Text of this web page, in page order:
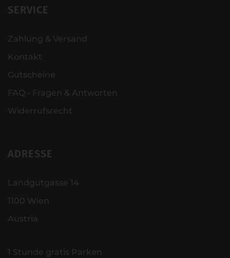
SERVICE
Zahlung & Versand
Kontakt
Gutscheine
FAQ - Fragen & Antworten
Widerrufsrecht
ADRESSE
Landgutgasse 14
1100 Wien
Austria
1 Stunde gratis Parken